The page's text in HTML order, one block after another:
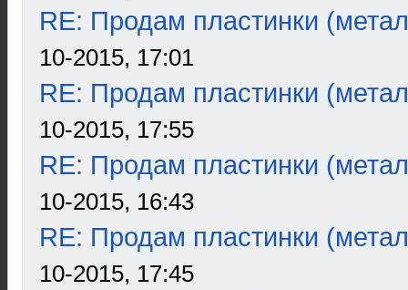
RE: Продам пластинки
10-2015, 17:01
RE: Продам пластинки
10-2015, 17:55
RE: Продам пластинки
10-2015, 16:43
RE: Продам пластинки
10-2015, 17:45